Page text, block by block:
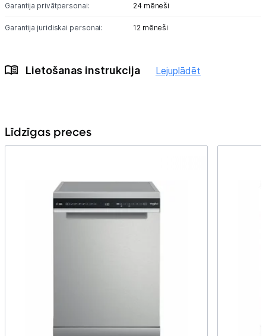
Garantija privātpersonai: 24 mēneši
Garantija juridiskai personai: 12 mēneši
Lietošanas instrukcija Lejuplādēt
Līdzīgas preces